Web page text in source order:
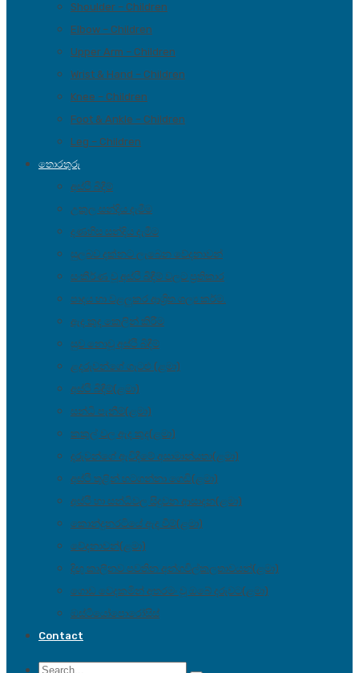
Shoulder – Children
Elbow – Children
Upper Arm – Children
Wrist & Hand – Children
Knee – Children
Foot & Ankle – Children
Leg – Children
තොරතුරු
අස්ථි බිදීම්
උකුල සන්දිය දැමීම
දණහිස සන්දිය දැමීම
සුලබව දක්නට ලැබෙන වේදනාවන්
සංකීර්ණ වූ අස්ථි බිඳීම් වලට ප්‍රතිකාර
පාදය හා වළලුකර ආශ්‍රිත ශල්‍ය කර්ම.
ඇද කුද කෙලින් කිරීම
සුව නොවූ අස්ථි බිඳීම්
ළදරුවන්ගේ ගැටළු (ළමා)
අස්ථි බිඳීම්(ළමා)
සන්ධි පැනීම්(ළමා)
කකුල් වල ඇද කුද(ළමා)
දරුවන්ගේ ඇවිදීමේ අසාමාන්යතා(ළමා)
අස්ථි තුළින් හටගන්නා ගෙඩි(ළමා)
අස්ථි හා සන්ධිවල සිදුවන ආසාදන(ළමා)
කොන්දුනරටියේ ඇද වීම්(ළමා)
වේදනාවන්(ළමා)
දිඟු කාලීනව පවතින අන්ගවිල්කලතාවයන්(ළමා)
ගොඩ වෙදකමින් අතරමං වූ ඔබේ දරුවට(ළමා)
ඔස්ටියෝපොරෝසිස්
Contact